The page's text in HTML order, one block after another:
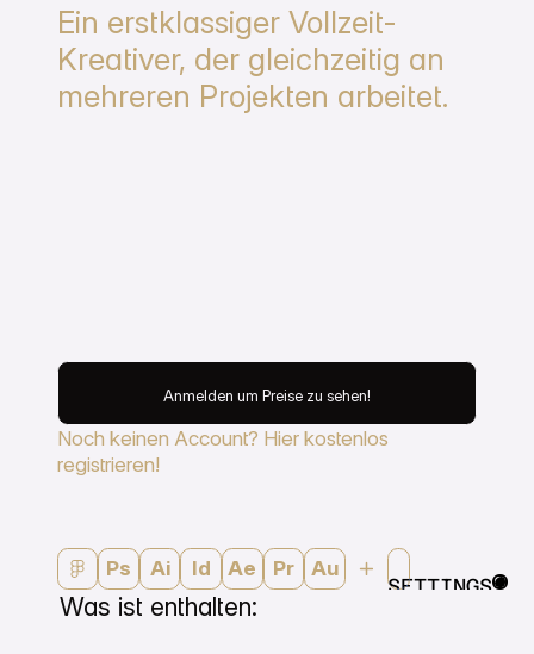
SETTINGS
Ein erstklassiger Vollzeit-
Kreativer, der gleichzeitig an
mehreren Projekten arbeitet.
Anmelden um Preise zu
Anmelden um Preise zu sehen!
Noch keinen Account? Hier kostenlos
registrieren!
Ps Ai Id Ae Pr Au
Was ist enthalten: